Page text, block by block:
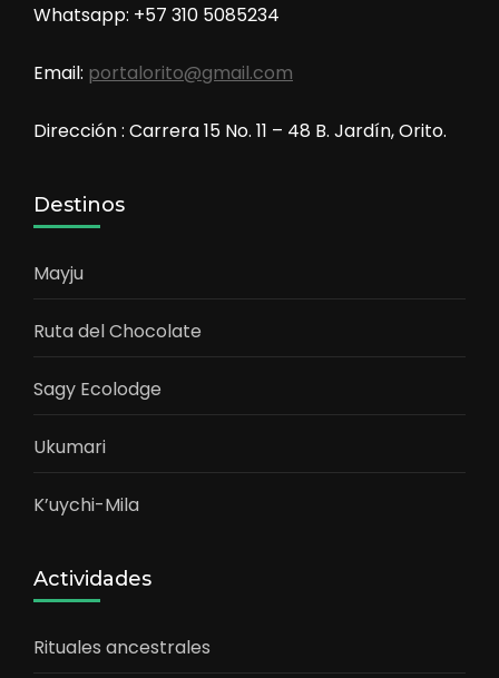
Whatsapp: +57 310 5085234
Email: portalorito@gmail.com
Dirección : Carrera 15 No. 11 – 48 B. Jardín, Orito.
Destinos
Mayju
Ruta del Chocolate
Sagy Ecolodge
Ukumari
K’uychi-Mila
Actividades
Rituales ancestrales